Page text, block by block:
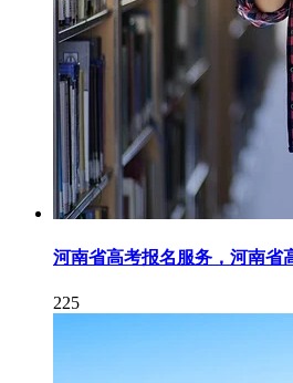
河南省高考报名服务，河南省
225